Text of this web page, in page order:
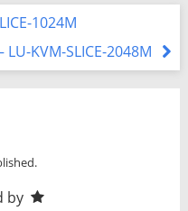
1024M
LU-KVM-SLICE-2048M
by